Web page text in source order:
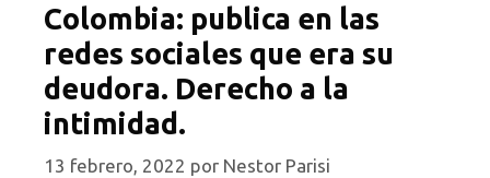
Colombia: publica en las
redes sociales que era su
deudora. Derecho a la
intimidad.
13 febrero, 2022 por Nestor Parisi